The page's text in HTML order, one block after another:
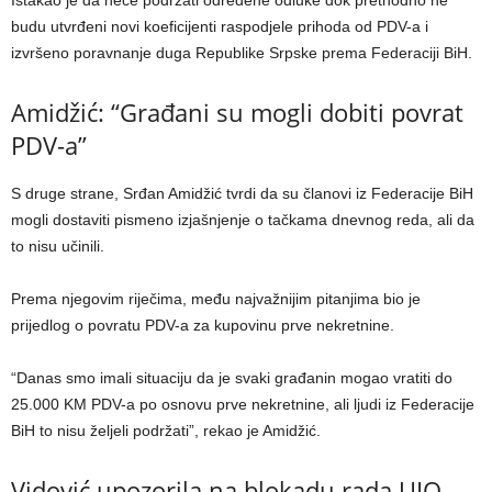
budu utvrđeni novi koeficijenti raspodjele prihoda od PDV-a i
izvršeno poravnanje duga Republike Srpske prema Federaciji BiH.
Amidžić: “Građani su mogli dobiti povrat
PDV-a”
S druge strane, Srđan Amidžić tvrdi da su članovi iz Federacije BiH
mogli dostaviti pismeno izjašnjenje o tačkama dnevnog reda, ali da
to nisu učinili.
Prema njegovim riječima, među najvažnijim pitanjima bio je
prijedlog o povratu PDV-a za kupovinu prve nekretnine.
“Danas smo imali situaciju da je svaki građanin mogao vratiti do
25.000 KM PDV-a po osnovu prve nekretnine, ali ljudi iz Federacije
BiH to nisu željeli podržati”, rekao je Amidžić.